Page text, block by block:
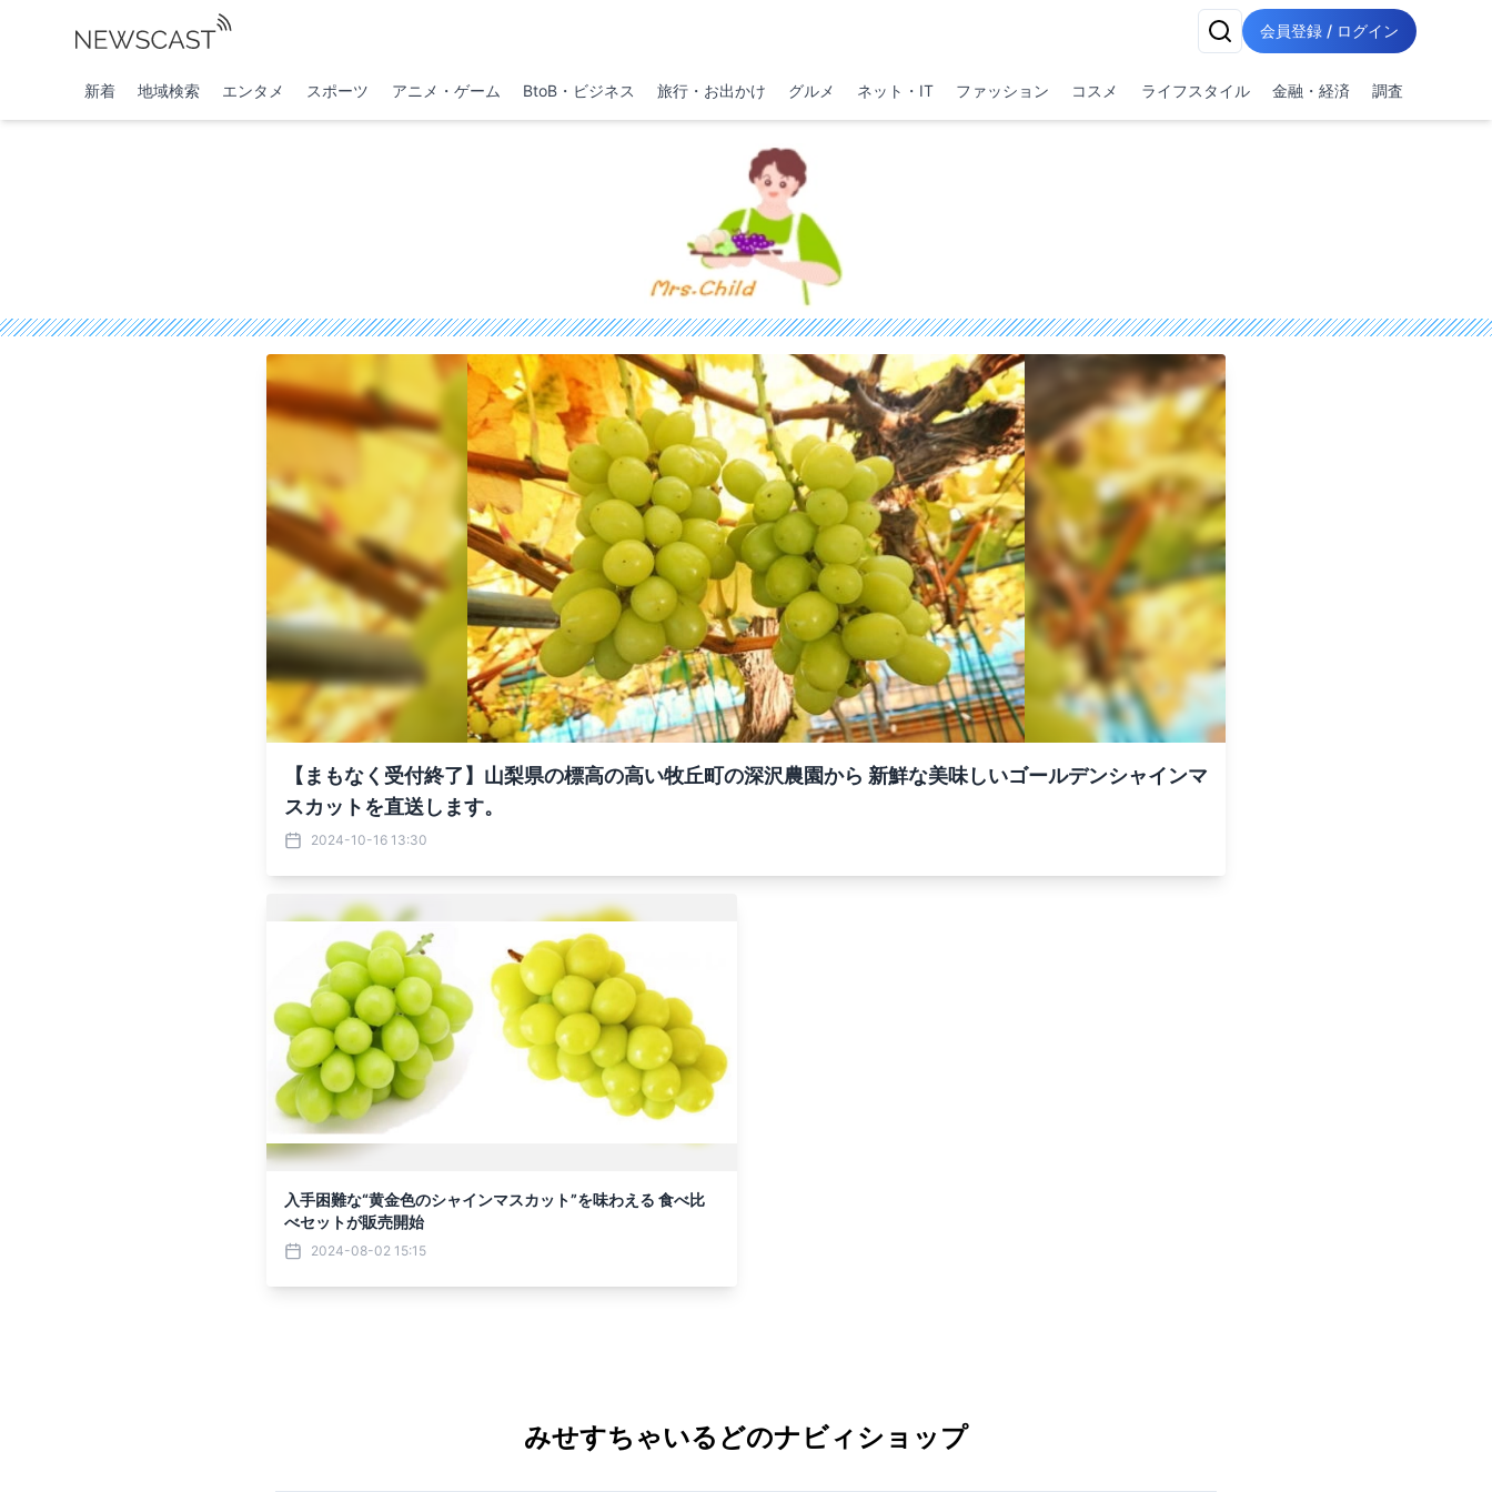
会員登録 / ログイン
新着 地域検索 エンタメ スポーツ アニメ・ゲーム BtoB・ビジネス 旅行・お出かけ グルメ ネット・IT ファッション コスメ ライフスタイル 金融・経済 調査
【まもなく受付終了】山梨県の標高の高い牧丘町の深沢農園から 新鮮な美味しいゴールデンシャインマ
スカットを直送します。
2024-10-16 13:30
入手困難な“黄金色のシャインマスカット”を味わえる 食べ比
べセットが販売開始
2024-08-02 15:15
みせすちゃいるどのナビィショップ